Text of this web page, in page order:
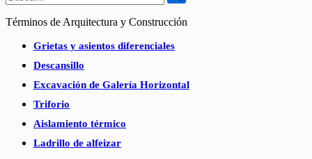
Términos de Arquitectura y Construcción
Grietas y asientos diferenciales
Descansillo
Excavación de Galería Horizontal
Triforio
Aislamiento térmico
Ladrillo de alfeizar